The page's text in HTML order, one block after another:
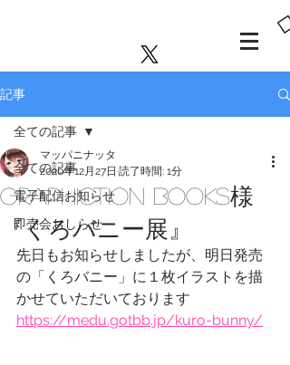
記事
全ての記事
電子配信お知らせ
即売会おしらせ
全ての記事
GRAPHICTION BOOKS様
『くろバニー展』
マッパニナッタ
2020年12月27日 読了時間: 1分
先日もお知らせしましたが、明日発売
の「くろバニー」に１枚イラストを描
かせていただいております
https://medu.gotbb.jp/kuro-bunny/